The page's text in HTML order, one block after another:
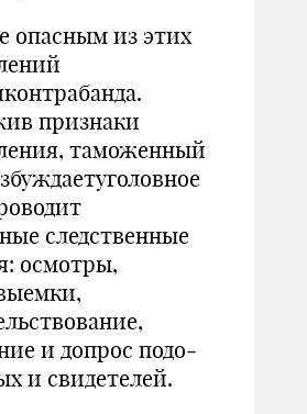
опасным из этих
признаки
таможенный
следственные
осмотры,
и допрос подо­
и свидетелей.